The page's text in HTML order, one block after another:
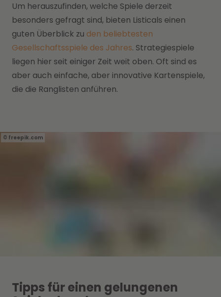
Um herauszufinden, welche Spiele derzeit
besonders gefragt sind, bieten Listicals einen
guten Überblick zu den beliebtesten
Gesellschaftsspiele des Jahres. Strategiespiele
liegen hier seit einiger Zeit weit oben. Oft sind es
aber auch einfache, aber innovative Kartenspiele,
die die Ranglisten anführen.
freepik.com
Tipps für einen gelungenen